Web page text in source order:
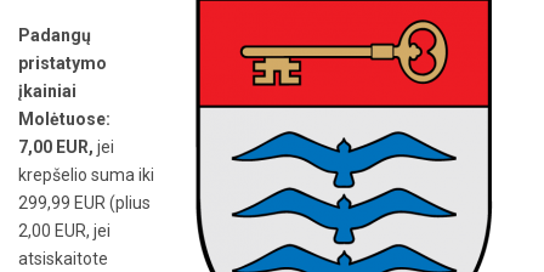
Padangų
pristatymo
įkainiai
Molėtuose:
7,00 EUR, jei
krepšelio suma iki
299,99 EUR (plius
2,00 EUR, jei
atsiskaitote